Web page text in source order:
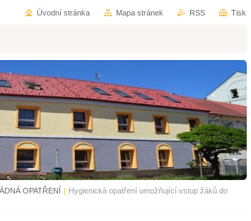
OPATŘENÍ | Hygienická opatření umožňující vstup žáků do
Úvodní stránka Mapa stránek RSS Tisk